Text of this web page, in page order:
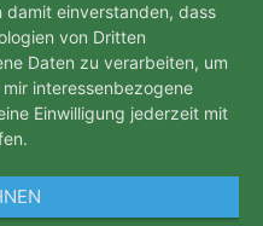
einverstanden, dass
von Dritten
Daten zu verarbeiten, um
interessenbezogene
Einwilligung jederzeit mit